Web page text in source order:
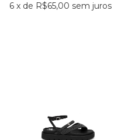
6 x de R$65,00 sem juros